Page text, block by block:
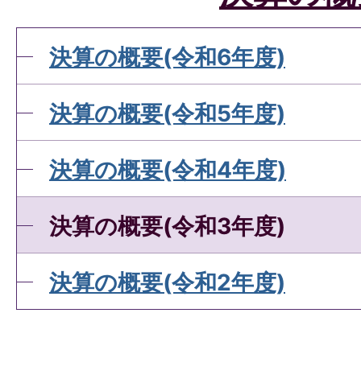
決算の概要(令和6年度)
決算の概要(令和5年度)
決算の概要(令和4年度)
決算の概要(令和3年度)
決算の概要(令和2年度)